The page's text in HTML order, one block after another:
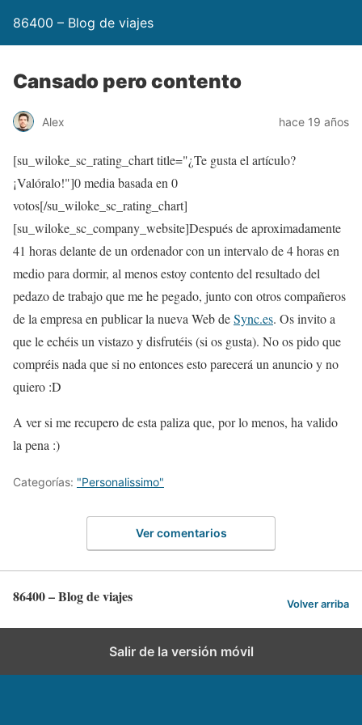
86400 – Blog de viajes
Cansado pero contento
Alex hace 19 años
[su_wiloke_sc_rating_chart title="¿Te gusta el artículo?
¡Valóralo!"]0media basada en 0
votos[/su_wiloke_sc_rating_chart]
[su_wiloke_sc_company_website]Después de aproximadamente
41 horas delante de un ordenador con un intervalo de 4 horas en
medio para dormir, al menos estoy contento del resultado del
pedazo de trabajo que me he pegado, junto con otros compañeros
de la empresa en publicar la nueva Web deSync.es. Os invito a
que le echéis un vistazo y disfrutéis (si os gusta). No os pido que
compréis nada que si no entonces esto parecerá un anuncio y no
quiero :D
A ver si me recupero de esta paliza que, por lo menos, ha valido
la pena :)
Categorías: "Personalissimo"
Ver comentarios
86400 – Blog de viajes Volver arriba
Salir de la versión móvil